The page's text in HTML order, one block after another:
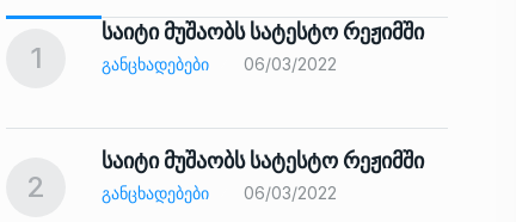
1
საიტი მუშაობს სატესტო რეჟიმში
ᲒᲐᲜᲪᲮᲐᲓᲔᲑᲔᲑᲘ 06/03/2022
2
საიტი მუშაობს სატესტო რეჟიმში
ᲒᲐᲜᲪᲮᲐᲓᲔᲑᲔᲑᲘ 06/03/2022